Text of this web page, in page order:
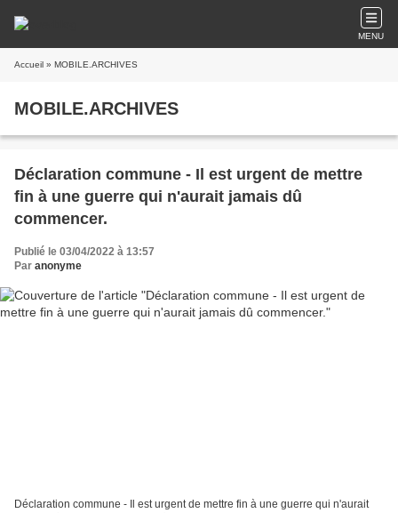
MENU
Accueil » MOBILE.ARCHIVES
MOBILE.ARCHIVES
Déclaration commune - Il est urgent de mettre
fin à une guerre qui n'aurait jamais dû
commencer.
Publié le 03/04/2022 à 13:57
Par anonyme
Déclaration commune - Il est urgent de mettre fin à une guerre qui n'aurait